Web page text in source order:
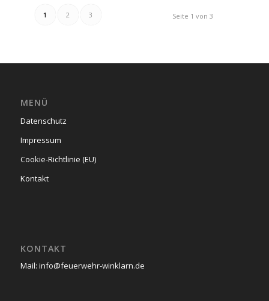
Seite 1 von 3
1 2 3
MENÜ
Datenschutz
Impressum
Cookie-Richtlinie (EU)
Kontakt
KONTAKT
Mail: info@feuerwehr-winklarn.de